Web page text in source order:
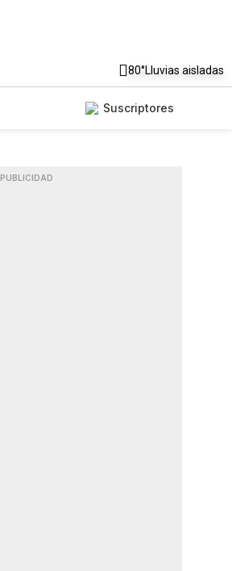
80°Lluvias aisladas
Suscriptores
PUBLICIDAD